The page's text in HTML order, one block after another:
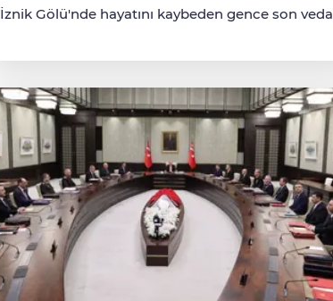
İznik Gölü'nde hayatını kaybeden gence son veda